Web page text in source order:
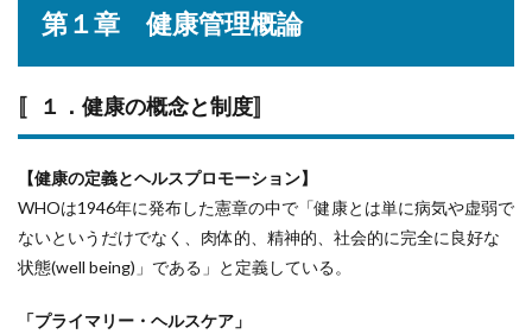
第１章 健康管理概論
〚１．健康の概念と制度〛
【健康の定義とヘルスプロモーション】
WHOは1946年に発布した憲章の中で「健康とは単に病気や虚弱で
ないというだけでなく、肉体的、精神的、社会的に完全に良好な
状態(well being)」である」と定義している。
「プライマリー・ヘルスケア」